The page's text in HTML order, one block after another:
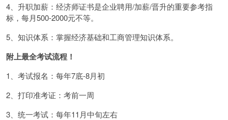
4、升职加薪：经济师证书是企业聘用/加薪/晋升的重要参考指
标，每月500-2000元不等。
5、知识体系：掌握经济基础和工商管理知识体系。
附上最全考试流程！
1、考试报名：每年7底-8月初
2、打印准考证：考前一周
3、统一考试：每年11月中旬左右